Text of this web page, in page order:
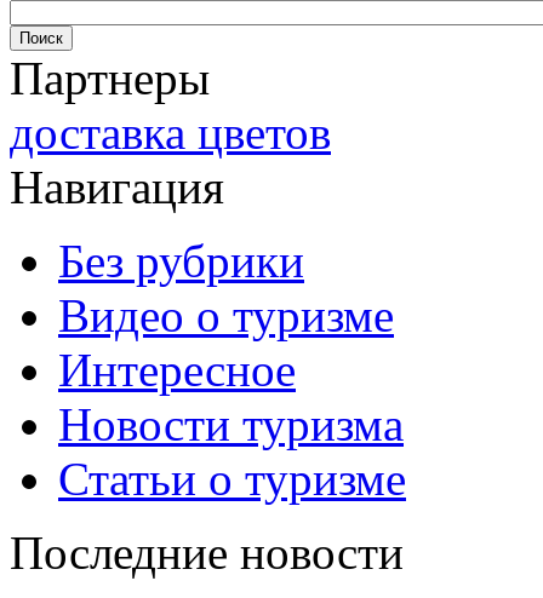
Партнеры
доставка цветов
Навигация
Без рубрики
Видео о туризме
Интересное
Новости туризма
Статьи о туризме
Последние новости